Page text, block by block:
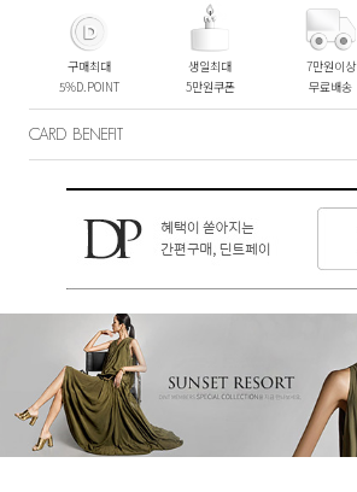
구매최대
5%D.POINT
생일최대
5만원쿠폰
7만원이상
무료배송
CARD BENEFIT